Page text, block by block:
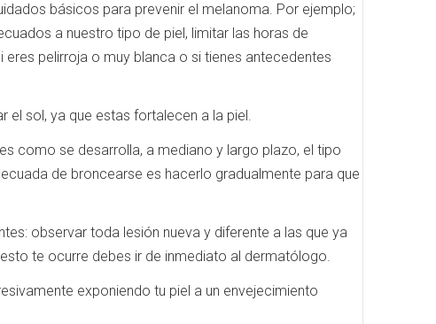
básicos para prevenir el melanoma. Por ejemplo;
a nuestro tipo de piel, limitar las horas de
pelirroja o muy blanca o si tienes antecedentes
sol, ya que estas fortalecen a la piel.
como se desarrolla, a mediano y largo plazo, el tipo
de broncearse es hacerlo gradualmente para que
observar toda lesión nueva y diferente a las que ya
te ocurre debes ir de inmediato al dermatólogo.
exponiendo tu piel a un envejecimiento